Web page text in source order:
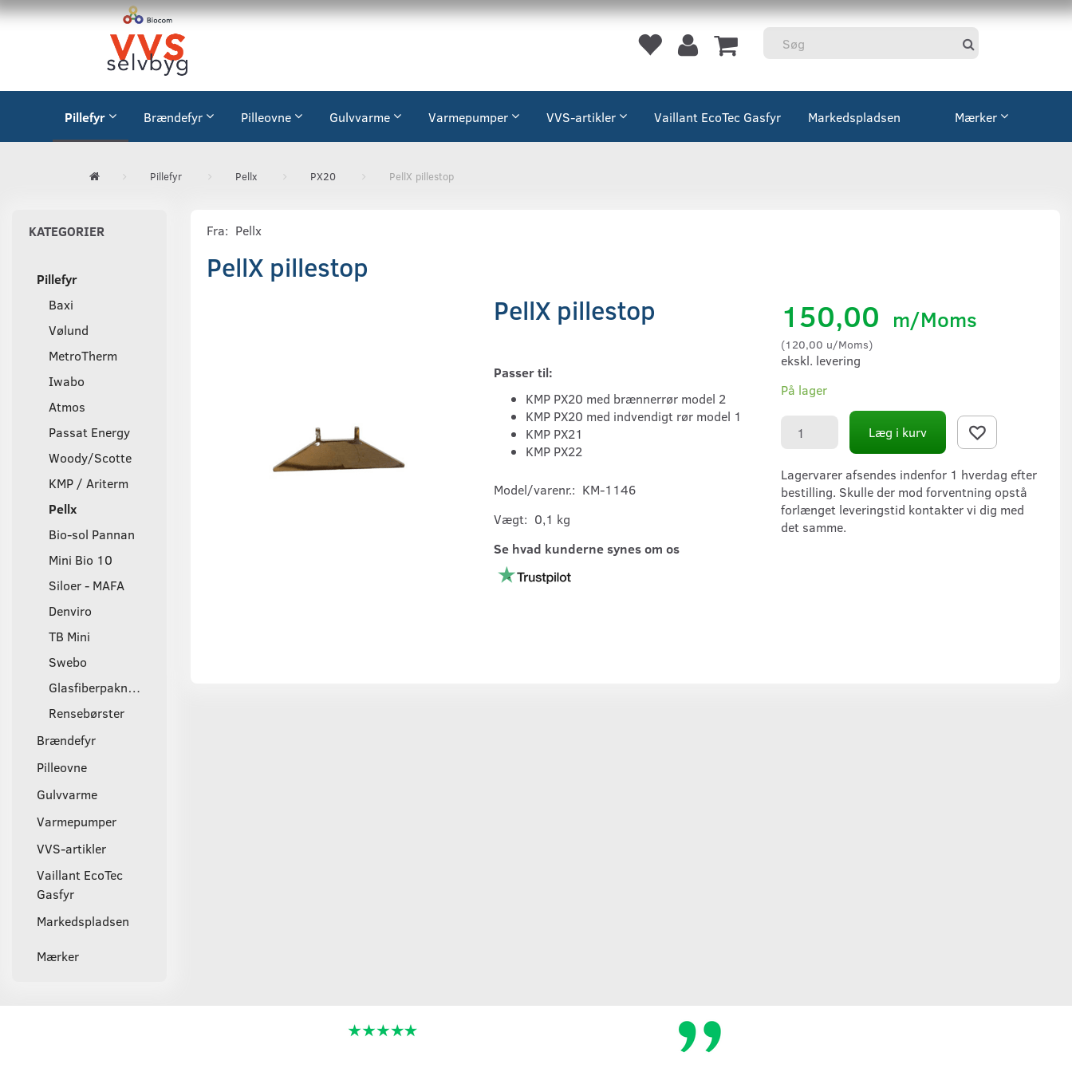
Pillefyr Brændefyr Pilleovne Gulvvarme Varmepumper VVS-artikler Vaillant EcoTec Gasfyr Markedspladsen Mærker
Pillefyr Pellx PX20 PellX pillestop
KATEGORIER
Pillefyr
Baxi
Vølund
MetroTherm
Iwabo
Atmos
Passat Energy
Woody/Scotte
KMP / Ariterm
Pellx
Bio-sol Pannan
Mini Bio 10
Siloer - MAFA
Denviro
TB Mini
Swebo
Glasfiberpakninger
Rensebørster
Brændefyr
Pilleovne
Gulvvarme
Varmepumper
VVS-artikler
Vaillant EcoTec
Gasfyr
Markedspladsen
Mærker
Fra: Pellx
PellX pillestop
PellX pillestop
Passer til:
KMP PX20 med brænnerrør model 2
KMP PX20 med indvendigt rør model 1
KMP PX21
KMP PX22
Model/varenr.: KM-1146
Vægt: 0,1 kg
Se hvad kunderne synes om os
150,00 m/Moms
(120,00 u/Moms)
ekskl. levering
På lager
Læg i kurv
Lagervarer afsendes indenfor 1 hverdag efter
bestilling. Skulle der mod forventning opstå
forlænget leveringstid kontakter vi dig med
det samme.